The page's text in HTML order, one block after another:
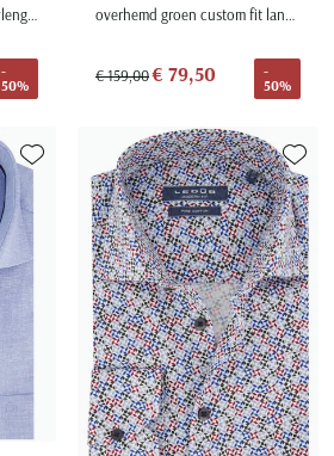
Level Five overhemd mouwlengte-7 donkerblauw
-
50%
overhemd groen custom fit lange mouw
€ 159,00€ 79,50
-
50%
Toevoegen aan favorieten